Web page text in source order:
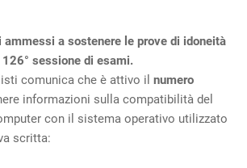
a sostenere le prove di idoneità
sessione di esami.
comunica che è attivo il numero
informazioni sulla compatibilità del
con il sistema operativo utilizzato
scritta: